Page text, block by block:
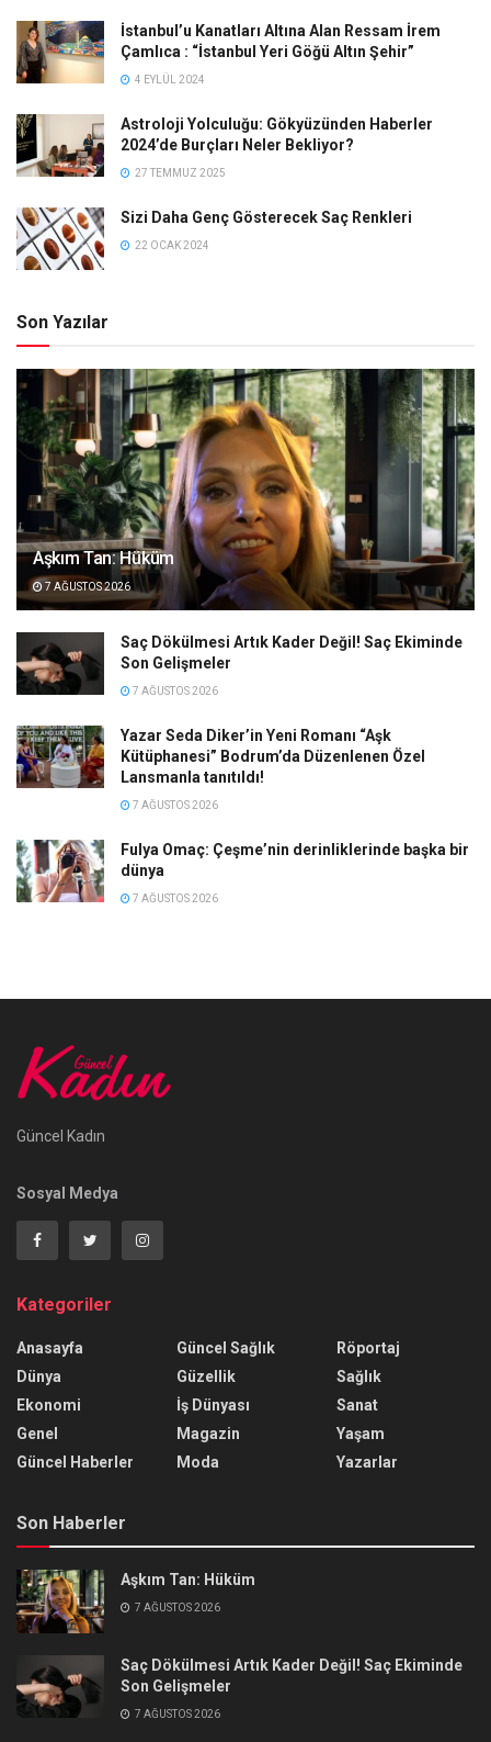
İstanbul’u Kanatları Altına Alan Ressam İrem
Çamlıca : “İstanbul Yeri Göğü Altın Şehir”
4 EYLÜL 2024
Astroloji Yolculuğu: Gökyüzünden Haberler
2024’de Burçları Neler Bekliyor?
27 TEMMUZ 2025
Sizi Daha Genç Gösterecek Saç Renkleri
22 OCAK 2024
Son Yazılar
Aşkım Tan: Hüküm
7 AĞUSTOS 2026
Saç Dökülmesi Artık Kader Değil! Saç Ekiminde
Son Gelişmeler
7 AĞUSTOS 2026
Yazar Seda Diker’in Yeni Romanı “Aşk
Kütüphanesi” Bodrum’da Düzenlenen Özel
Lansmanla tanıtıldı!
7 AĞUSTOS 2026
Fulya Omaç: Çeşme’nin derinliklerinde başka bir
dünya
7 AĞUSTOS 2026
Güncel Kadın
Sosyal Medya
Kategoriler
Anasayfa
Dünya
Ekonomi
Genel
Güncel Haberler
Güncel Sağlık
Güzellik
İş Dünyası
Magazin
Moda
Röportaj
Sağlık
Sanat
Yaşam
Yazarlar
Son Haberler
Aşkım Tan: Hüküm
7 AĞUSTOS 2026
Saç Dökülmesi Artık Kader Değil! Saç Ekiminde
Son Gelişmeler
7 AĞUSTOS 2026